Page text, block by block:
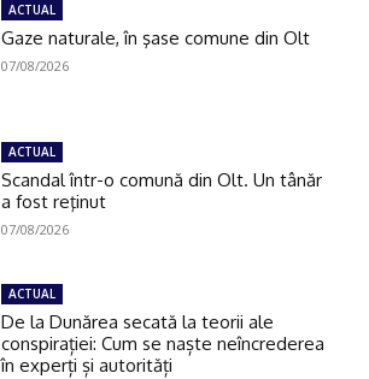
ACTUAL
Gaze naturale, în şase comune din Olt
07/08/2026
ACTUAL
Scandal într-o comună din Olt. Un tânăr
a fost reţinut
07/08/2026
ACTUAL
De la Dunărea secată la teorii ale
conspirației: Cum se naște neîncrederea
în experți și autorități